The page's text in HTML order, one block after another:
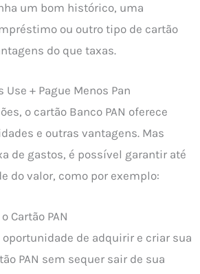
um bom histórico, uma
ou outro tipo de cartão
do que taxas.
+ Pague Menos Pan
o cartão Banco PAN oferece
e outras vantagens. Mas
de gastos, é possível garantir até
do valor, como por exemplo:
Cartão PAN
de adquirir e criar sua
PAN sem sequer sair de sua